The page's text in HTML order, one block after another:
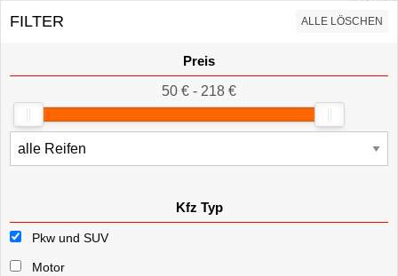
FILTER ALLE LÖSCHEN
Preis
50 € - 218 €
Kfz Typ
Pkw und SUV
Motor